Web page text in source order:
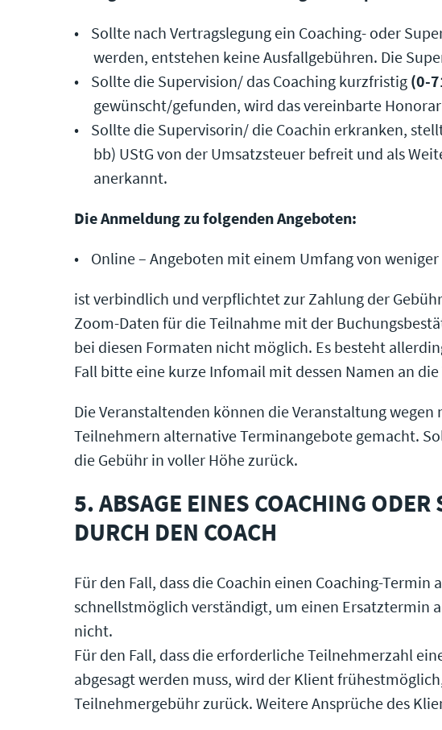
Sollte nach Vertragslegung ein Coaching- oder
werden, entstehen keine Ausfallgebühren. Die
Sollte die Supervision/ das Coaching kurzfristig (0-
gewünscht/gefunden, wird das vereinbarte
Sollte die Supervisorin/ die Coachin erkranken,
bb) UStG von der Umsatzsteuer befreit und als
anerkannt.
Die Anmeldung zu folgenden Angeboten:
Online – Angeboten mit einem Umfang von weniger
ist verbindlich und verpflichtet zur Zahlung der
Zoom-Daten für die Teilnahme mit der
bei diesen Formaten nicht möglich. Es besteht
Fall bitte eine kurze Infomail mit dessen Namen an
Die Veranstaltenden können die Veranstaltung
Teilnehmern alternative Terminangebote gemacht.
die Gebühr in voller Höhe zurück.
5. ABSAGE EINES COACHING
DURCH DEN COACH
Für den Fall, dass die Coachin einen Coaching-
schnellstmöglich verständigt, um einen Ersatztermin
nicht.
Für den Fall, dass die erforderliche Teilnehmerzahl
abgesagt werden muss, wird der Klient
Teilnehmergebühr zurück. Weitere Ansprüche des